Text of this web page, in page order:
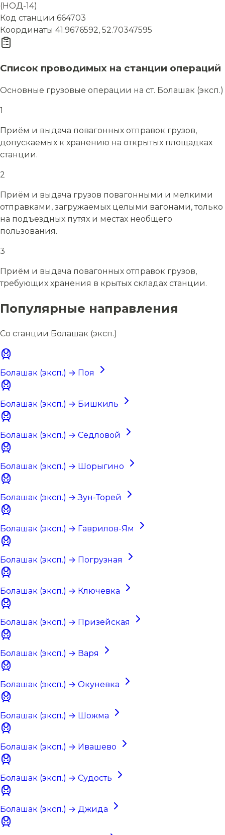
(НОД-14)
Код станции 664703
Координаты 41.9676592, 52.70347595
Список проводимых на станции операций
Основные грузовые операции на ст. Болашак (эксп.)
1
Приём и выдача повагонных отправок грузов,
допускаемых к хранению на открытых площадках
станции.
2
Приём и выдача грузов повагонными и мелкими
отправками, загружаемых целыми вагонами, только
на подъездных путях и местах необщего
пользования.
3
Приём и выдача повагонных отправок грузов,
требующих хранения в крытых складах станции.
Популярные направления
Со станции Болашак (эксп.)
Болашак (эксп.) → Поя
Болашак (эксп.) → Бишкиль
Болашак (эксп.) → Седловой
Болашак (эксп.) → Шорыгино
Болашак (эксп.) → Зун-Торей
Болашак (эксп.) → Гаврилов-Ям
Болашак (эксп.) → Погрузная
Болашак (эксп.) → Ключевка
Болашак (эксп.) → Призейская
Болашак (эксп.) → Варя
Болашак (эксп.) → Окуневка
Болашак (эксп.) → Шожма
Болашак (эксп.) → Ивашево
Болашак (эксп.) → Судость
Болашак (эксп.) → Джида